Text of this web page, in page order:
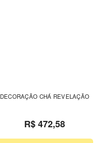
DECORAÇÃO CHÁ REVELAÇÃO
R$ 472,58